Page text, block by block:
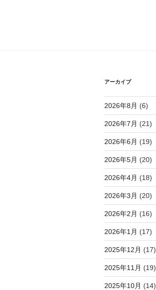
シ
ョ
ン
アーカイブ
2026年8月 (6)
2026年7月 (21)
2026年6月 (19)
2026年5月 (20)
2026年4月 (18)
2026年3月 (20)
2026年2月 (16)
2026年1月 (17)
2025年12月 (17)
2025年11月 (19)
2025年10月 (14)